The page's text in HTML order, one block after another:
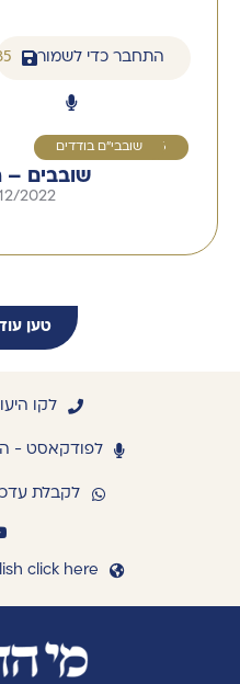
התחבר כדי לשמור 35
6 שובבי"ם בודדים
שובבים –
2022
טען
לקו
לפודקאסט -
לקבלת
click here